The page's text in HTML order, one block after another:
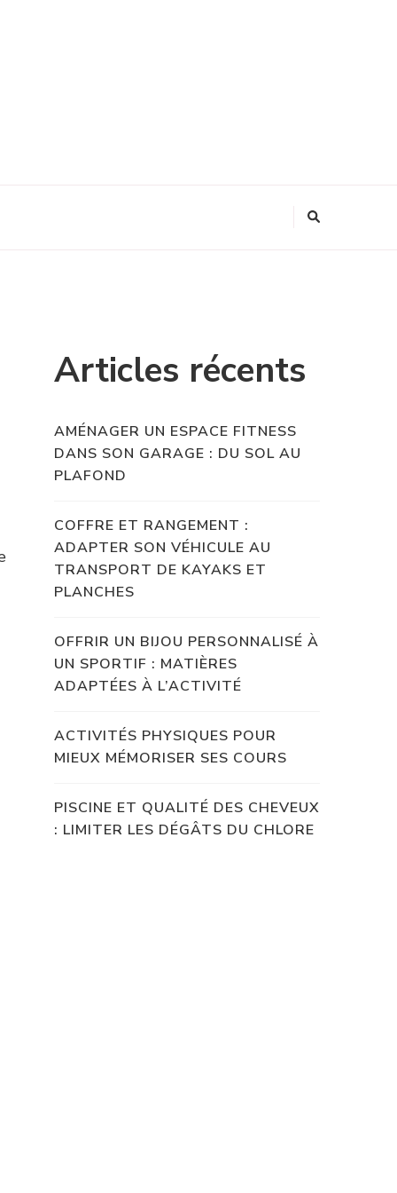
Articles récents
AMÉNAGER UN ESPACE FITNESS
DANS SON GARAGE : DU SOL AU
PLAFOND
COFFRE ET RANGEMENT :
ADAPTER SON VÉHICULE AU
TRANSPORT DE KAYAKS ET
PLANCHES
OFFRIR UN BIJOU PERSONNALISÉ À
UN SPORTIF : MATIÈRES
ADAPTÉES À L’ACTIVITÉ
ACTIVITÉS PHYSIQUES POUR
MIEUX MÉMORISER SES COURS
PISCINE ET QUALITÉ DES CHEVEUX
: LIMITER LES DÉGÂTS DU CHLORE